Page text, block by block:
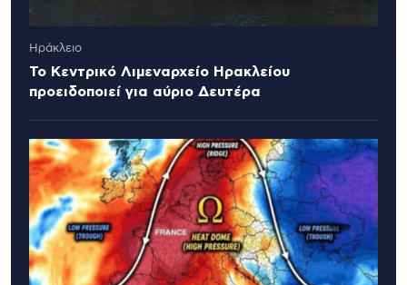
Ηράκλειο
Το Κεντρικό Λιμεναρχείο Ηρακλείου
προειδοποιεί για αύριο Δευτέρα